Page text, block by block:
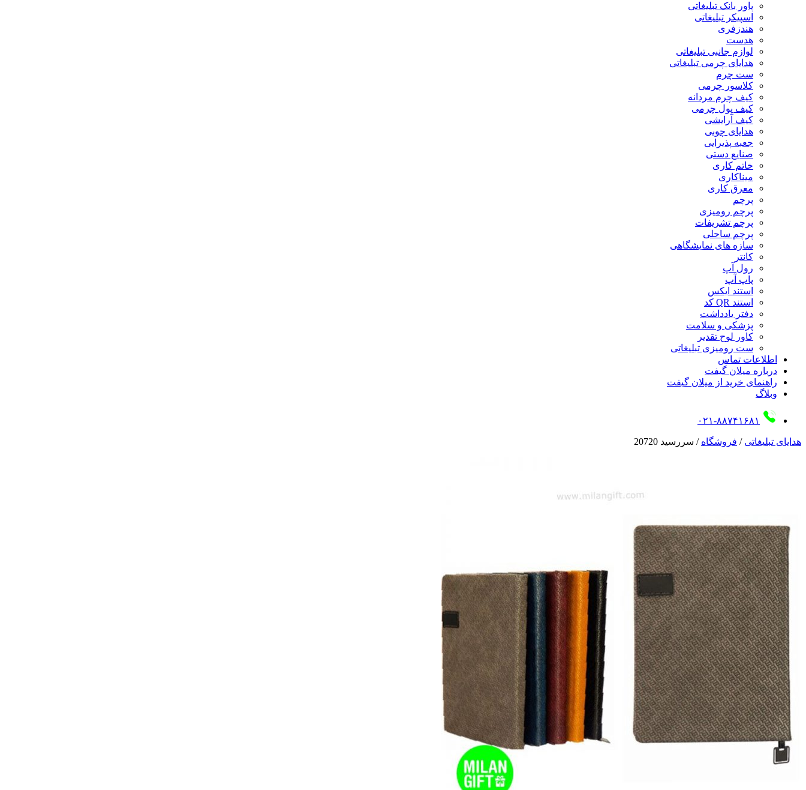
پاور بانک تبلیغاتی
اسپیکر تبلیغاتی
هندزفری
هدست
لوازم جانبی تبلیغاتی
هدایای چرمی تبلیغاتی
ست چرم
کلاسور چرمی
کیف چرم مردانه
کیف پول چرمی
کیف آرایشی
هدایای چوبی
جعبه پذیرایی
صنایع دستی
خاتم کاری
میناکاری
معرق کاری
پرچم
پرچم رومیزی
پرچم تشریفات
پرچم ساحلی
سازه های نمایشگاهی
کانتر
رول آپ
پاپ آپ
استند ایکس
استند QR کد
دفتر یادداشت
پزشکی و سلامت
کاور لوح تقدیر
ست رومیزی تبلیغاتی
اطلاعات تماس
درباره میلان گیفت
راهنمای خرید از میلان گیفت
وبلاگ
۰۲۱-۸۸۷۴۱۶۸۱
هدایای تبلیغاتی / فروشگاه / سررسید 20720